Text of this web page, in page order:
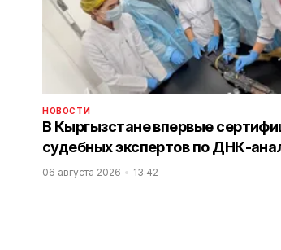
НОВОСТИ
В Кыргызстане впервые
судебных экспертов по ДНК-
06 августа 2026 13:42